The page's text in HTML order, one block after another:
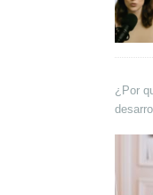
¿Por